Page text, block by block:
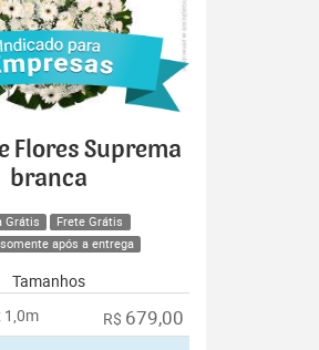
Flores Suprema
branca
Grátis
Frete Grátis
após a entrega
Tamanhos
1,0m
R$ 679,00